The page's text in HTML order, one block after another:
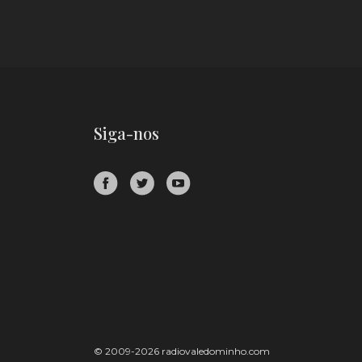
Siga-nos
© 2009-2026 radiovaledominho.com